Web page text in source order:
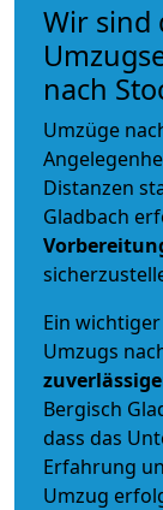
Wir sind
nach
Umzüge
Distanzen
Gladbach
Ein
Umzugs
Bergisch
dass das
Erfahrung
Umzug